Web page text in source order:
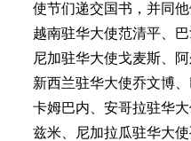
使节们递交国书，并同
越南驻华大使范清平、
尼加驻华大使戈麦斯、
新西兰驻华大使乔文博
卡姆巴内、安哥拉驻华
兹米、尼加拉瓜驻华大